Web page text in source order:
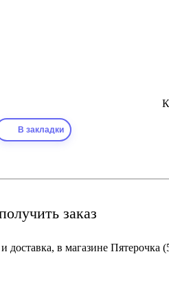
В закладки
заказ
в магазине Пятерочка